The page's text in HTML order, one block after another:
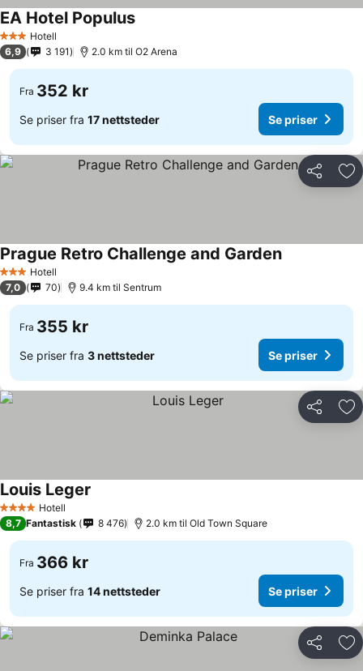
3 StjernerHotell
EA Hotel Populus
6,9 3 191 2.0 km til O2 Arena
Fra 352 kr
Se priser fra 17 nettsteder Se priser
Del
3 StjernerHotell
Prague Retro Challenge and Garden
7,0 70 9.4 km til Sentrum
Fra 355 kr
Se priser fra 3 nettsteder Se priser
Del
4 StjernerHotell
Louis Leger
8,7 Fantastisk 8 476 2.0 km til Old Town Square
Fra 366 kr
Se priser fra 14 nettsteder Se priser
Del